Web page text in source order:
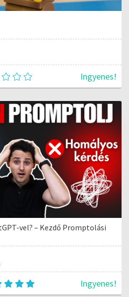
Ingyenes!
vel? – Kezdő Promptolási
Ingyenes!